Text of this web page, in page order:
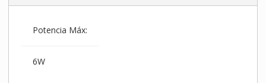
Potencia Máx:
6W